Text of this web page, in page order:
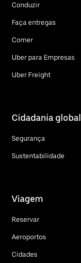
Conduzir
Faça entregas
Comer
Uber para Empresas
Uber Freight
Cidadania global
Segurança
Sustentabilidade
Viagem
Reservar
Aeroportos
Cidades